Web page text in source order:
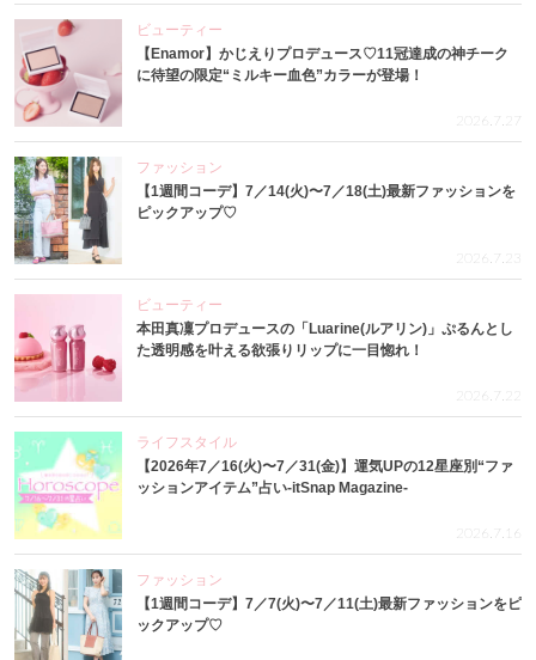
ビューティー
【Enamor】かじえりプロデュース♡11冠達成の神チーク
に待望の限定“ミルキー血色”カラーが登場！
2026.7.27
ファッション
【1週間コーデ】7／14(火)〜7／18(土)最新ファッションを
ピックアップ♡
2026.7.23
ビューティー
本田真凜プロデュースの「Luarine(ルアリン)」ぷるんとし
た透明感を叶える欲張りリップに一目惚れ！
2026.7.22
ライフスタイル
【2026年7／16(火)〜7／31(金)】運気UPの12星座別“ファ
ッションアイテム”占い-itSnap Magazine-
2026.7.16
ファッション
【1週間コーデ】7／7(火)〜7／11(土)最新ファッションをピ
ックアップ♡